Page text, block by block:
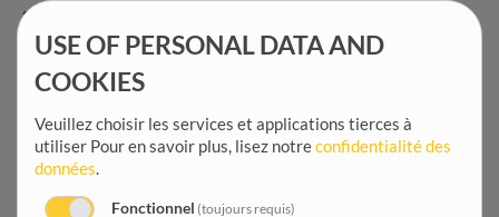
g
USE OF PERSONAL DATA AND
COOKIES
Veuillez choisir les services et applications tierces à
utiliser Pour en savoir plus, lisez notreconfidentialité des
données.
Fonctionnel (toujours requis)